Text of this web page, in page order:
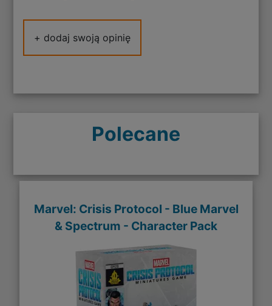
+ dodaj swoją opinię
Polecane
Marvel: Crisis Protocol - Blue Marvel
& Spectrum - Character Pack